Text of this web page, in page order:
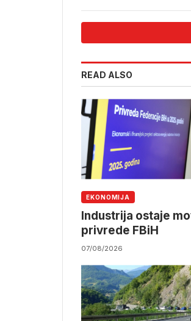
READ ALSO
EKONOMIJA
Industrija ostaje
privrede FBiH
07/08/2026